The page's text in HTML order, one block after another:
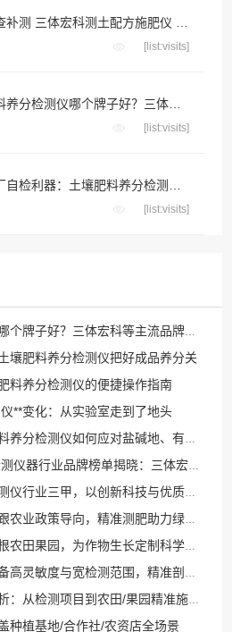
[list:visits]
[list:visits]
[list:visits]
国产土壤肥料养分检测仪哪个牌子好？三体宏科等主流品牌深度横评
壤肥料养分检测仪把好成品养分关
料养分检测仪的便捷操作指南
**变化：从实验室走到了地头
抗干扰能力升级：土壤肥料养分检测仪如何应对盐碱地、有机质干扰等复杂环境？
2026年度土壤肥料养分检测仪器行业品牌榜单揭晓：三体宏科位于前列
三体宏科土壤肥料养分检测仪行业三甲，以创新科技与优质服务树立行业标杆典范
土壤肥料养分检测仪：紧跟农业政策导向，精准测肥助力绿色农业腾飞
土壤肥料养分检测仪：扎根农田果园，为作物生长定制科学施肥方案
土壤肥料养分检测仪：具备高灵敏度与宽检测范围，精准剖析土壤养分
土壤肥料养分检测仪全解析：从检测项目到农田/果园精准施肥应用指南
种植基地/合作社/农资店全场景